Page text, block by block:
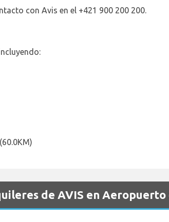
con Avis en el +421 900 200 200.
de AVIS en Aeropuerto